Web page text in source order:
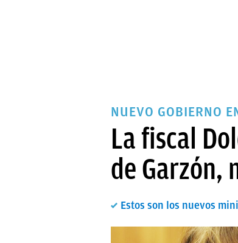
NUEVO GOBIERNO
La fiscal
de Garzón,
Estos son los nuevos